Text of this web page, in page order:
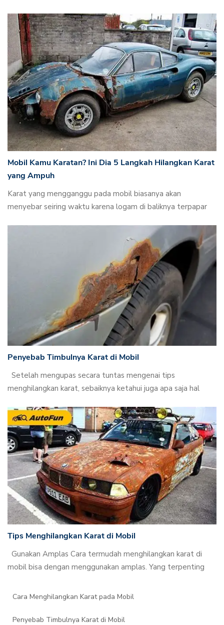
Mobil Kamu Karatan? Ini Dia 5 Langkah Hilangkan Karat
yang Ampuh
Karat yang mengganggu pada mobil biasanya akan
menyebar seiring waktu karena logam di baliknya terpapar
Penyebab Timbulnya Karat di Mobil
Setelah mengupas secara tuntas mengenai tips
menghilangkan karat, sebaiknya ketahui juga apa saja hal
Tips Menghilangkan Karat di Mobil
Gunakan Amplas Cara termudah menghilangkan karat di
mobil bisa dengan menggunakan amplas. Yang terpenting
Cara Menghilangkan Karat pada Mobil
Penyebab Timbulnya Karat di Mobil